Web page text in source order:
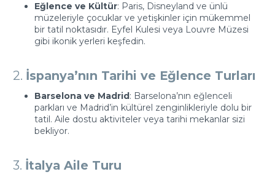
Eğlence ve Kültür: Paris, Disneyland ve ünlü
müzeleriyle çocuklar ve yetişkinler için mükemmel
bir tatil noktasıdır. Eyfel Kulesi veya Louvre Müzesi
gibi ikonik yerleri keşfedin.
2. İspanya’nın Tarihi ve Eğlence Turları
Barselona ve Madrid: Barselona’nın eğlenceli
parkları ve Madrid’in kültürel zenginlikleriyle dolu bir
tatil. Aile dostu aktiviteler veya tarihi mekanlar sizi
bekliyor.
3. İtalya Aile Turu